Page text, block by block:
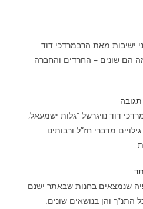
ישיבות מאת הרבמרדכי דוד
הם שונים – החרדים והחברה
דוד נויגרשל “גלות ישמעאל,
מדברי חז”ל ורבותינו
שנמצאים בחנות שבאתר ישנם
התנ”ך והן בנושאים שונים.